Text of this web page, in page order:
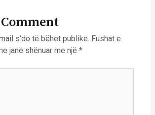
Comment
s’do të bëhet publike. Fushat e
janë shënuar me një *